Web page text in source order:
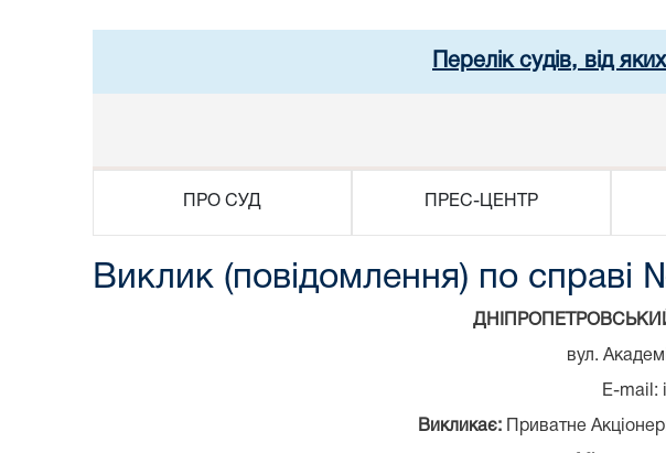
Перелік судів, від
ПРО СУД ПРЕС-ЦЕНТР
Виклик (повідомлення) по
вул.
E-mail:
Викликає: Приватне